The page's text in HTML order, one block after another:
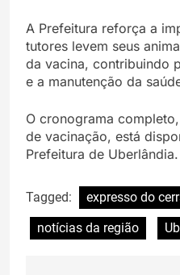
A Prefeitura reforça a
tutores levem seus
da vacina, contribuindo
e a manutenção da
O cronograma
de vacinação, está
Prefeitura de Uberlândia.
Tagged:
expresso do
notícias da região